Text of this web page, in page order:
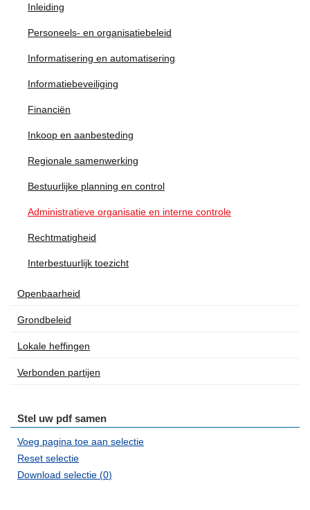
Inleiding
Personeels- en organisatiebeleid
Informatisering en automatisering
Informatiebeveiliging
Financiën
Inkoop en aanbesteding
Regionale samenwerking
Bestuurlijke planning en control
Administratieve organisatie en interne controle
Rechtmatigheid
Interbestuurlijk toezicht
Openbaarheid
Grondbeleid
Lokale heffingen
Verbonden partijen
Stel uw pdf samen
Voeg pagina toe aan selectie
Reset selectie
Download selectie (0)